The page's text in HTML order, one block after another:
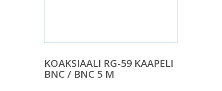
KOAKSIAALI RG-59 KAAPELI
BNC / BNC 5 M